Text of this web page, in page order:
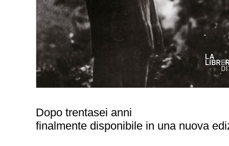
Dopo trentasei anni
finalmente disponibile in una nuova